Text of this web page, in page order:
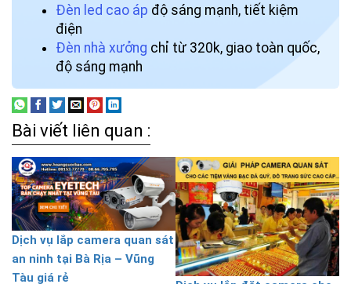
Đèn led cao áp độ sáng mạnh, tiết kiệm
điện
Đèn nhà xưởng chỉ từ 320k, giao toàn quốc,
độ sáng mạnh
Bài viết liên quan :
Dịch vụ lắp camera quan sát
an ninh tại Bà Rịa – Vũng
Tàu giá rẻ